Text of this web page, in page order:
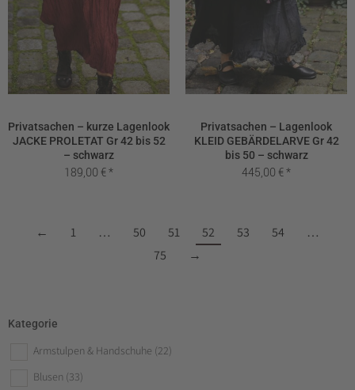
Privatsachen – kurze Lagenlook
JACKE PROLETAT Gr 42 bis 52
– schwarz
189,00 €
Privatsachen – Lagenlook
KLEID GEBÄRDELARVE Gr 42
bis 50 – schwarz
445,00 €
← 1 … 50 51 52 53 54
…
75
→
Kategorie
Armstulpen & Handschuhe (22)
Blusen (33)